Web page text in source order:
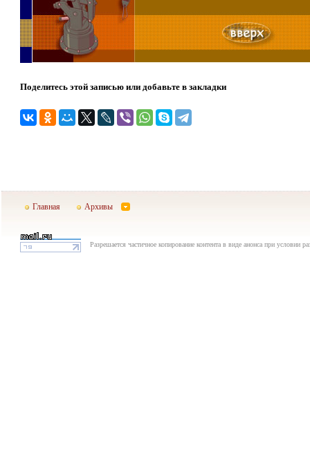
Поделитесь этой записью или добавьте в закладки
Главная Архивы
Разрешается частичное копирование контента в виде анонса при условии